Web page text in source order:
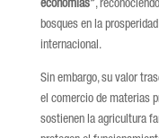
economías”,
bosques en la
internacional.
Sin embargo, su valor
el comercio de materias
sostienen la agricultura